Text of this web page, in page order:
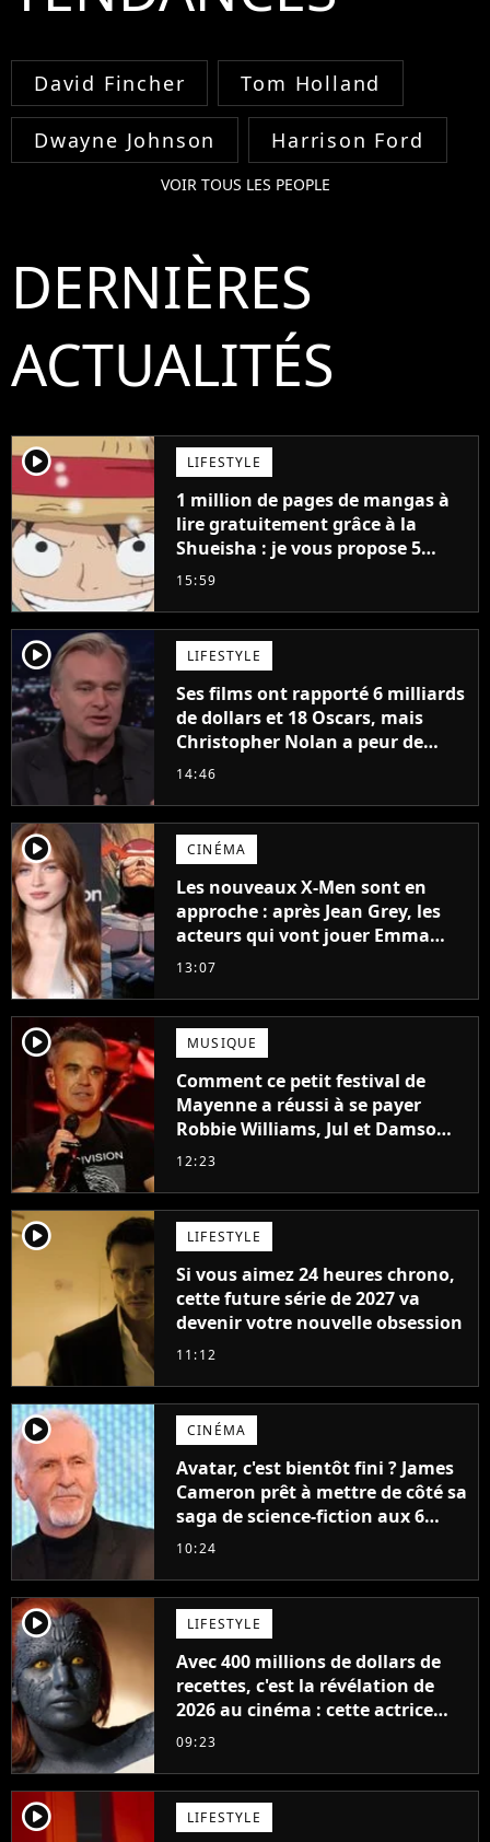
David Fincher Tom Holland
Dwayne Johnson Harrison Ford
VOIR TOUS LES PEOPLE
DERNIÈRES
ACTUALITÉS
player2 LIFESTYLE
1 million de pages de mangas à
lire gratuitement grâce à la
Shueisha : je vous propose 5
mangas jamais sortis en France
15:59
player2 LIFESTYLE
Ses films ont rapporté 6 milliards
de dollars et 18 Oscars, mais
Christopher Nolan a peur de
tourner un genre de films très
14:46
player2 CINÉMA
Les nouveaux X-Men sont en
approche : après Jean Grey, les
acteurs qui vont jouer Emma
Frost et Cyclope trouvés !
13:07
player2 MUSIQUE
Comment ce petit festival de
Mayenne a réussi à se payer
Robbie Williams, Jul et Damso
cette année ?
12:23
player2 LIFESTYLE
Si vous aimez 24 heures chrono,
cette future série de 2027 va
devenir votre nouvelle obsession
11:12
player2 CINÉMA
Avatar, c'est bientôt fini ? James
Cameron prêt à mettre de côté sa
saga de science-fiction aux 6
milliards de recettes
10:24
player2 LIFESTYLE
Avec 400 millions de dollars de
recettes, c'est la révélation de
2026 au cinéma : cette actrice
adorée prête à remplacer
09:23
player2 LIFESTYLE